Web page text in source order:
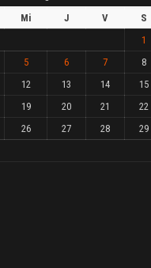
Mi J V S
1
5 6 7 8
12 13 14 15
19 20 21 22
26 27 28 29